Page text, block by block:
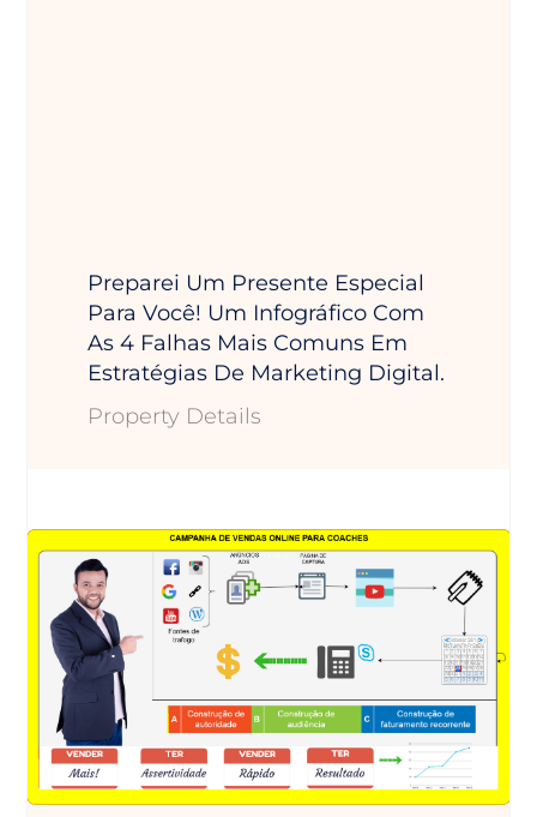
Preparei Um Presente Especial
Para Você! Um Infográfico Com
As 4 Falhas Mais Comuns Em
Estratégias De Marketing Digital.
Property Details